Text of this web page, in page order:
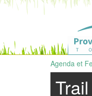
Agenda et